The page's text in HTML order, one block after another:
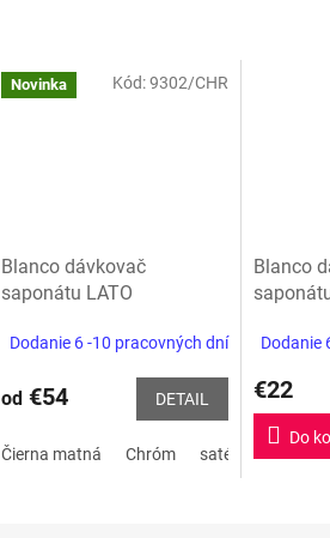
Novinka
Blanco dávkovač
saponátu LATO
Dodanie 6 -10 pracovných dní
od€54 DETAIL
Čierna matná Chróm saténová zlatá
Kód:9302/CHR
Blanco
Dodanie
€22
Do